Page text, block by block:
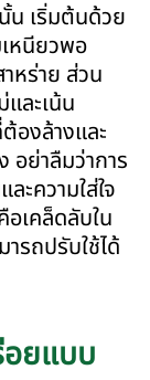
น เริ่มต้นด้วย
หนียวพอ
หร่าย ส่วน
ละเน้น
องล้างและ
อย่าลืมว่าการ
ะความใส่ใจ
เคล็ดลับใน
รถปรับใช้ได้
อยแบบ